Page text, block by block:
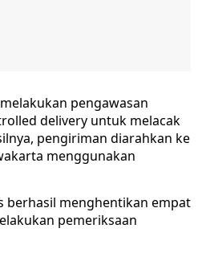
pengawasan
delivery untuk melacak
pengiriman diarahkan ke
menggunakan
berhasil menghentikan empat
pemeriksaan